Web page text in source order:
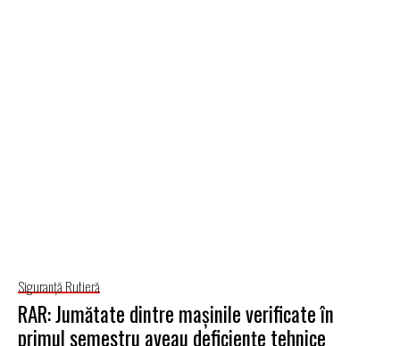
Siguranţă Rutieră
RAR: Jumătate dintre mașinile verificate în
primul semestru aveau deficienţe tehnice